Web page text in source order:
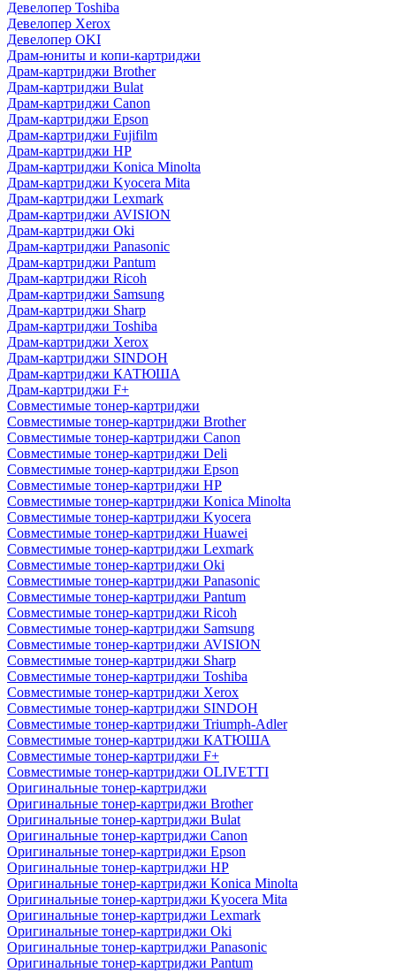
Девелопер Toshiba
Девелопер Xerox
Девелопер OKI
Драм-юниты и копи-картриджи
Драм-картриджи Brother
Драм-картриджи Bulat
Драм-картриджи Canon
Драм-картриджи Epson
Драм-картриджи Fujifilm
Драм-картриджи HP
Драм-картриджи Konica Minolta
Драм-картриджи Kyocera Mita
Драм-картриджи Lexmark
Драм-картриджи AVISION
Драм-картриджи Oki
Драм-картриджи Panasonic
Драм-картриджи Pantum
Драм-картриджи Ricoh
Драм-картриджи Samsung
Драм-картриджи Sharp
Драм-картриджи Toshiba
Драм-картриджи Xerox
Драм-картриджи SINDOH
Драм-картриджи КАТЮША
Драм-картриджи F+
Совместимые тонер-картриджи
Совместимые тонер-картриджи Brother
Совместимые тонер-картриджи Canon
Совместимые тонер-картриджи Deli
Совместимые тонер-картриджи Epson
Совместимые тонер-картриджи HP
Совместимые тонер-картриджи Konica Minolta
Совместимые тонер-картриджи Kyocera
Совместимые тонер-картриджи Huawei
Совместимые тонер-картриджи Lexmark
Совместимые тонер-картриджи Oki
Совместимые тонер-картриджи Panasonic
Совместимые тонер-картриджи Pantum
Совместимые тонер-картриджи Ricoh
Совместимые тонер-картриджи Samsung
Совместимые тонер-картриджи AVISION
Совместимые тонер-картриджи Sharp
Совместимые тонер-картриджи Toshiba
Совместимые тонер-картриджи Xerox
Совместимые тонер-картриджи SINDOH
Совместимые тонер-картриджи Triumph-Adler
Совместимые тонер-картриджи КАТЮША
Совместимые тонер-картриджи F+
Совместимые тонер-картриджи OLIVETTI
Оригинальные тонер-картриджи
Оригинальные тонер-картриджи Brother
Оригинальные тонер-картриджи Bulat
Оригинальные тонер-картриджи Canon
Оригинальные тонер-картриджи Epson
Оригинальные тонер-картриджи HP
Оригинальные тонер-картриджи Konica Minolta
Оригинальные тонер-картриджи Kyocera Mita
Оригинальные тонер-картриджи Lexmark
Оригинальные тонер-картриджи Oki
Оригинальные тонер-картриджи Panasonic
Оригинальные тонер-картриджи Pantum